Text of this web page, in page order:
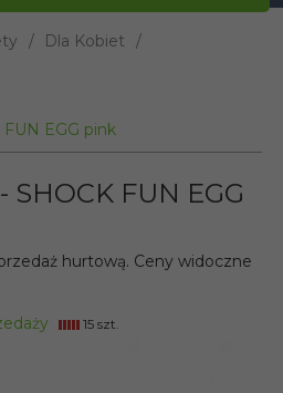
Dla Kobiet
FUN EGG pink
SHOCK FUN EGG
hurtową. Ceny widoczne
15 szt.